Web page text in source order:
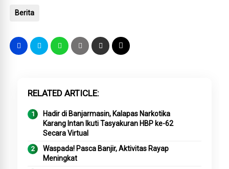
Berita
RELATED ARTICLE
Hadir di Banjarmasin, Kalapas Narkotika
Karang Intan Ikuti Tasyakuran HBP ke-62
Secara Virtual
Waspada! Pasca Banjir, Aktivitas Rayap
Meningkat